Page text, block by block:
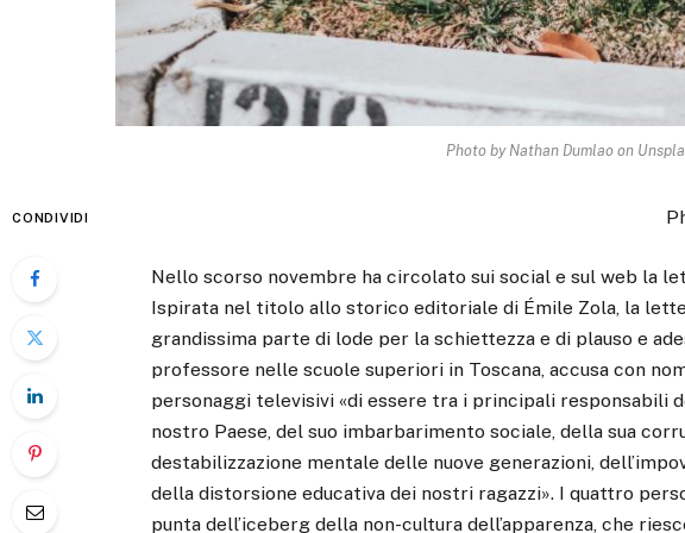
Photo by Nathan Dumlao on
CONDIVIDI
Nello scorso novembre ha circolato sui social e sul web la
Ispirata nel titolo allo storico editoriale di Émile Zola, la
grandissima parte di lode per la schiettezza e di plauso e
professore nelle scuole superiori in Toscana, accusa con
personaggi televisivi «di essere tra i principali responsabili
nostro Paese, del suo imbarbarimento sociale, della sua
destabilizzazione mentale delle nuove generazioni,
della distorsione educativa dei nostri ragazzi». I quattro
punta dell’iceberg della non-cultura dell’apparenza, che